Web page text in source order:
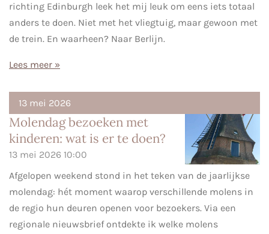
richting Edinburgh leek het mij leuk om eens iets totaal
anders te doen. Niet met het vliegtuig, maar gewoon met
de trein. En waarheen? Naar Berlijn.
Lees meer »
13 mei 2026
Molendag bezoeken met
kinderen: wat is er te doen?
13 mei 2026 10:00
Afgelopen weekend stond in het teken van de jaarlijkse
molendag: hét moment waarop verschillende molens in
de regio hun deuren openen voor bezoekers. Via een
regionale nieuwsbrief ontdekte ik welke molens